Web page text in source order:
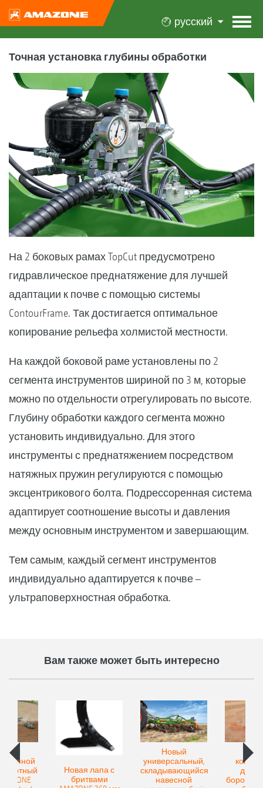
русский
Точная установка глубины обработки
На 2 боковых рамах TopCut предусмотрено
гидравлическое преднатяжение для лучшей
адаптации к почве с помощью системы
ContourFrame. Так достигается оптимальное
копирование рельефа холмистой местности.
На каждой боковой раме установлены по 2
сегмента инструментов шириной по 3 м, которые
можно по отдельности отрегулировать по высоте.
Глубину обработки каждого сегмента можно
установить индивидуально. Для этого
инструменты с преднатяжением посредством
натяжных пружин регулируются с помощью
эксцентрикового болта. Подрессоренная система
адаптирует соотношение высоты и давления
между основным инструментом и завершающим.
Тем самым, каждый сегмент инструментов
индивидуально адаптируется к почве –
ультраповерхностная обработка.
Вам также может быть интересно
Новая лапа с
бритвами
Новый
универсальный,
складывающийся
навесной
бороны